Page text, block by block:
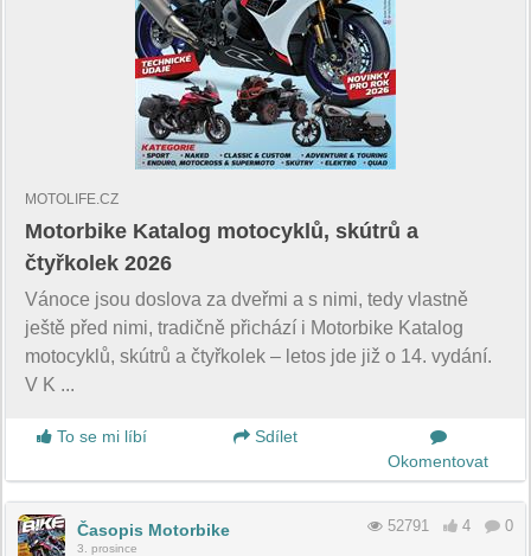
MOTOLIFE.CZ
Motorbike Katalog motocyklů, skútrů a
čtyřkolek 2026
Vánoce jsou doslova za dveřmi a s nimi, tedy vlastně
ještě před nimi, tradičně přichází i Motorbike Katalog
motocyklů, skútrů a čtyřkolek – letos jde již o 14. vydání.
V K ...
To se mi líbí
Sdílet
Okomentovat
Časopis Motorbike
3. prosince
52791 4 0